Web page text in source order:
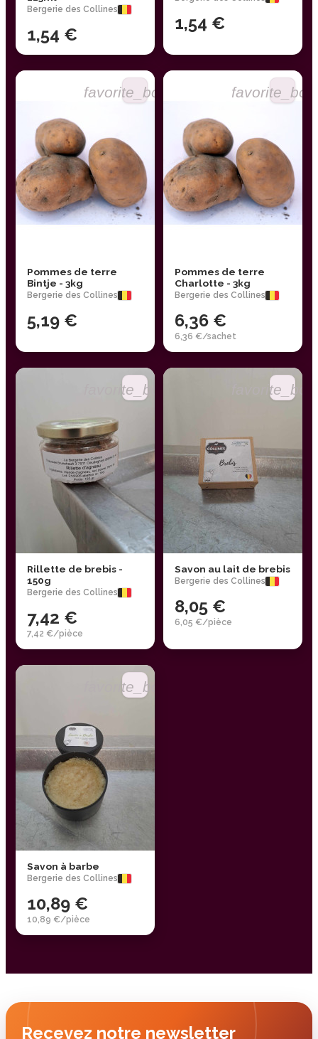
Bergerie des Collines
1,54 €
1,54 €
favorite_border
Pommes de terre
Bintje - 3kg
Bergerie des Collines
5,19 €
Pommes de terre
Charlotte - 3kg
Bergerie des Collines
6,36 €
6,36 €/sachet
favorite_border
Rillette de brebis -
150g
Bergerie des Collines
7,42 €
7,42 €/pièce
Savon au lait de brebis
Bergerie des Collines
8,05 €
6,05 €/pièce
favorite_border
Savon à barbe
Bergerie des Collines
10,89 €
10,89 €/pièce
Recevez notre newsletter